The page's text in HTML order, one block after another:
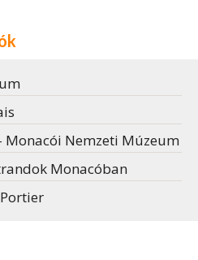
Monacói Nemzeti Múzeum
Monacóban